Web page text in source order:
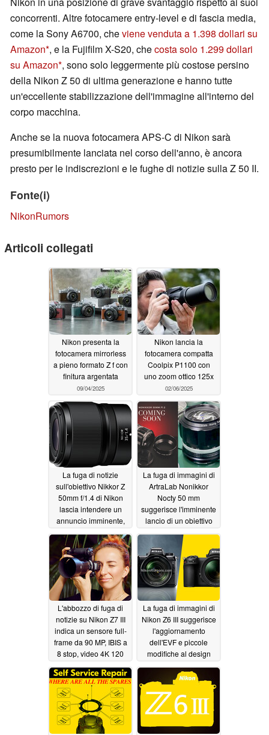
concorrenti. Altre fotocamere entry-level e di fascia media,
come la Sony A6700, cheviene venduta a 1.398 dollari su
Amazon , e la Fujifilm X-S20, checosta solo 1.299 dollari
su Amazon , sono solo leggermente più costose persino
della Nikon Z 50 di ultima generazione e hanno tutte
un'eccellente stabilizzazione dell'immagine all'interno del
corpo macchina.
Anche se la nuova fotocamera APS-C di Nikon sarà
presumibilmente lanciata nel corso dell'anno, è ancora
presto per le indiscrezioni e le fughe di notizie sulla Z 50 II.
Fonte(i)
NikonRumors
Articoli collegati
Nikon presenta la
fotocamera mirrorless
a pieno formato Z f con
finitura argentata
09/04/2025
Nikon lancia la
fotocamera compatta
Coolpix P1100 con
uno zoom ottico 125x
02/06/2025
La fuga di notizie
sull'obiettivo Nikkor Z
50mm f/1.4 di Nikon
lascia intendere un
annuncio imminente,
intorno al 10 settembre
09/09/2024
La fuga di immagini di
ArtraLab Nonikkor
Nocty 50 mm
suggerisce l'imminente
lancio di un obiettivo
primario full-frame
veloce con attacco
Nikon Z e un design
pericolosamente retrò
08/01/2024
L'abbozzo di fuga di
notizie su Nikon Z7 III
indica un sensore full-
frame da 90 MP, IBIS a
8 stop, video 4K 120
fps, 8K 60 fps06/22/2024
La fuga di immagini di
Nikon Z6 III suggerisce
l'aggiornamento
dell'EVF e piccole
modifiche al design
della prossima
fotocamera ibrida full-
frame